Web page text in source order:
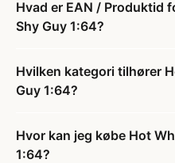
Hvad er EAN / Produktid
Shy Guy 1:64?
Hvilken kategori tilhører
Guy 1:64?
Hvor kan jeg købe Hot
1:64?